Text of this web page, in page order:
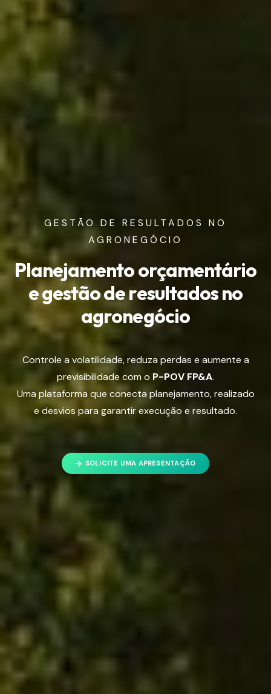
GESTÃO DE RESULTADOS NO
AGRONEGÓCIO
Planejamento orçamentário
e gestão de resultadosno
agronegócio
Controle a volatilidade, reduza perdas e aumente a
previsibilidade com o P-POV FP&A.
Uma plataforma que conecta planejamento, realizado
e desvios para garantir execução e resultado.
SOLICITE UMA APRESENTAÇÃO